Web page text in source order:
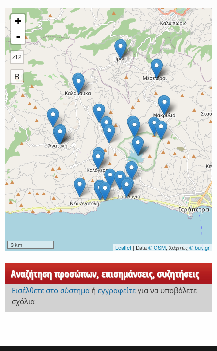
+
-
z12
R
3 km Leaflet | Data© OSM, Χάρτες © buk.gr
Αναζήτηση προσώπων, επισημάνσεις, συζητήσεις
Εισέλθετε στο σύστημαή εγγραφείτεγια να υποβάλετε
σχόλια